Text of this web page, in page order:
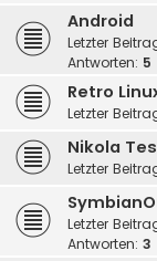
Android
Letzter
Antworten: 5
Retro
Letzter
Nikola
Letzter
Letzter
Antworten: 3